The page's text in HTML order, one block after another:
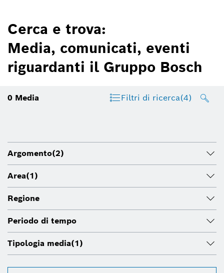
Cerca e trova:
Media, comunicati, eventi
riguardanti il Gruppo Bosch
0 Media Filtri di ricerca(4)
Argomento(2)
Area(1)
Regione
Periodo di tempo
Tipologia media(1)